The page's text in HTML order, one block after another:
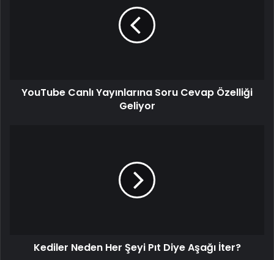
YouTube Canlı Yayınlarına Soru Cevap Özelliği
Geliyor
Kediler Neden Her Şeyi Pıt Diye Aşağı İter?